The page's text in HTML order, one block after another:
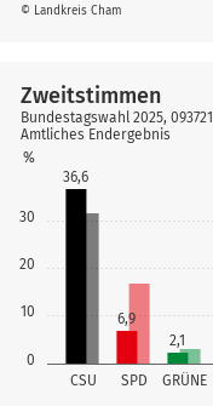
© Landkreis Cham
0
10
20
30
%
CSU SPD GRÜNE
36,6
6,9
2,1
Zweitstimmen
Bundestagswahl 2025,
Amtliches Endergebnis